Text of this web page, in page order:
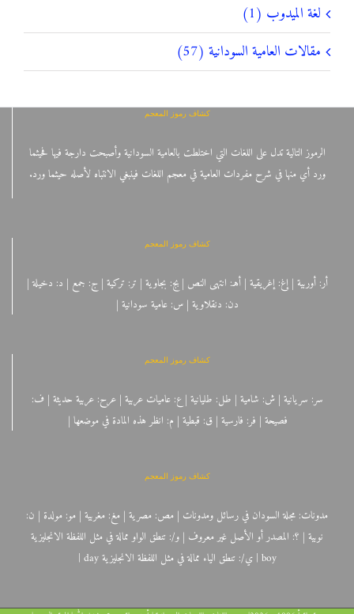
لغة الميدوب (1)
مقالات العامية السودانية (57)
كشاف رموز المعجم
الرموز التالية تدل على اللغات التي اختلطت بالعامية السودانية وأصبحت دارجة فيها فحيثما
ورد أي منها في شرح مفردات العامية في معجم اللغات فينبغي الانتباه لأصله حيثما ورد.
كشاف رموز المعجم
أر: أوربية | إغ: إغريقية | أهـ: انتهى النص | بج: بجاوية | تر: تركية | ج: جمع | د: دخيلة |
دن: دنقلاوية | س: عامية سودانية |
كشاف رموز المعجم
سر: سريانية | ش: شامية | طل: طليانية | ع: عاميات عربية | عرح: عربية حديثة | ف:
فصيحة | فر: فارسية | ق: قبطية | م: انظر هذه المادة في موضعها |
كشاف رموز المعجم
مدونات: مجلة السودان في رسائل ومدونات | مص: مصرية | مغ: مغربية | مو: مولدة | ن:
نوبية | ؟: المصدر أو الأصل غير معروف | و/: تنطق الواو ممالة في مثل اللفظة الانجليزية
boy | ي/: تنطق الياء ممالة في مثل اللفظة الانجليزية day |